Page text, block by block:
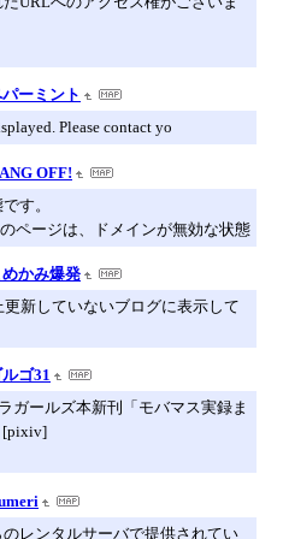
ーミント
Please contact yo
OFF!
す。
のページは、ドメインが無効な状態
めかみ爆発
新していないブログに表示して
ルゴ31
ガールズ本新刊「モバマス実録ま
[pixiv]
レンタルサーバで提供されてい